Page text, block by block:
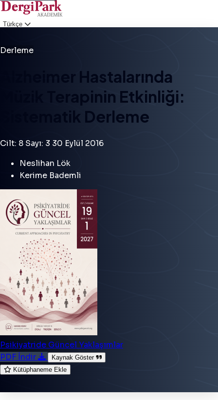
Türkçe
Derleme
Alzheimer Hastalarında
Müzik Terapinin Etkinliği:
Sistematik Derleme
Cilt: 8 Sayı: 3 30 Eylül 2016
Neslihan Lök
Kerime Bademli
Psikiyatride Güncel Yaklaşımlar
PDF İndir
Kaynak Göster
Kütüphaneme Ekle